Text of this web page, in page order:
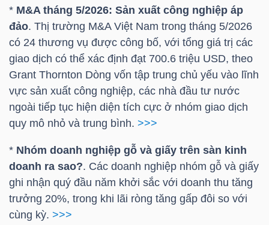
* M&A tháng 5/2026: Sản xuất công nghiệp áp
đảo. Thị trường M&A Việt Nam trong tháng 5/2026
có 24 thương vụ được công bố, với tổng giá trị các
giao dịch có thể xác định đạt 700.6 triệu USD, theo
Grant Thornton Dòng vốn tập trung chủ yếu vào lĩnh
vực sản xuất công nghiệp, các nhà đầu tư nước
ngoài tiếp tục hiện diện tích cực ở nhóm giao dịch
quy mô nhỏ và trung bình. >>>
* Nhóm doanh nghiệp gỗ và giấy trên sàn kinh
doanh ra sao?. Các doanh nghiệp nhóm gỗ và giấy
ghi nhận quý đầu năm khởi sắc với doanh thu tăng
trưởng 20%, trong khi lãi ròng tăng gấp đôi so với
cùng kỳ. >>>
ĐỘNG
TÀI
CHÍNH
HÀNG
HÓA